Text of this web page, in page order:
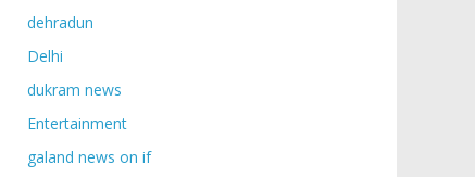
dehradun
Delhi
dukram news
Entertainment
galand news on if